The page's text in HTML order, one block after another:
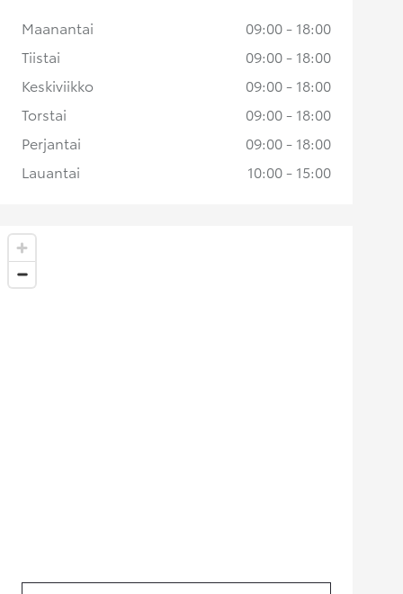
Maanantai
09:00 - 18:00
Tiistai
09:00 - 18:00
Keskiviikko
09:00 - 18:00
Torstai
09:00 - 18:00
Perjantai
09:00 - 18:00
Lauantai
10:00 - 15:00